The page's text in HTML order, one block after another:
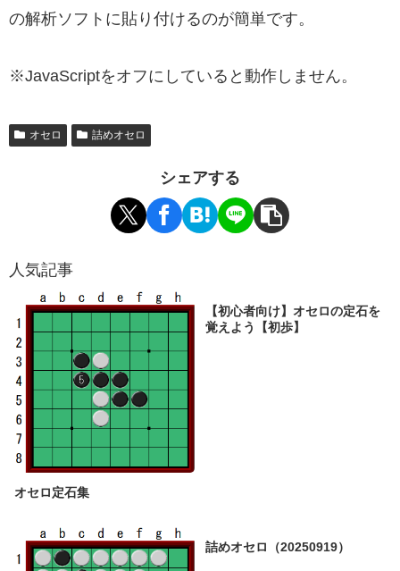
の解析ソフトに貼り付けるのが簡単です。
※JavaScriptをオフにしていると動作しません。
オセロ 詰めオセロ
シェアする
人気記事
オセロ定石集
【初心者向け】オセロの定石を
覚えよう【初歩】
詰めオセロ（20250919）